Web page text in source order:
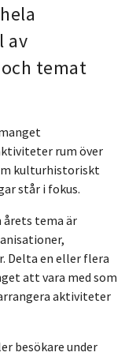
av
temat
rum över
kulturhistoriskt
står i fokus.
tema är
Delta en eller flera
att vara med som
aktiviteter
besökare under